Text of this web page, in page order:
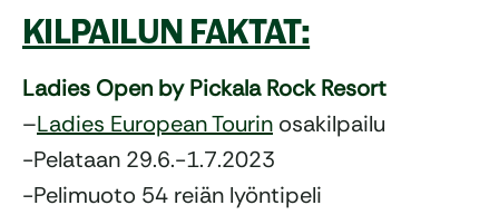
KILPAILUN FAKTAT:
Ladies Open by Pickala Rock Resort
–Ladies European Tourin osakilpailu
-Pelataan 29.6.-1.7.2023
-Pelimuoto 54 reiän lyöntipeli